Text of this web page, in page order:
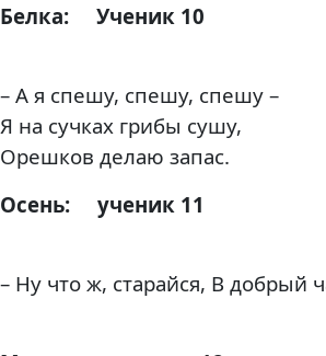
Белка: Ученик 10
– А я спешу, спешу, спешу –
Я на сучках грибы сушу,
Орешков делаю запас.
Осень: ученик 11
– Ну что ж, старайся, В добрый